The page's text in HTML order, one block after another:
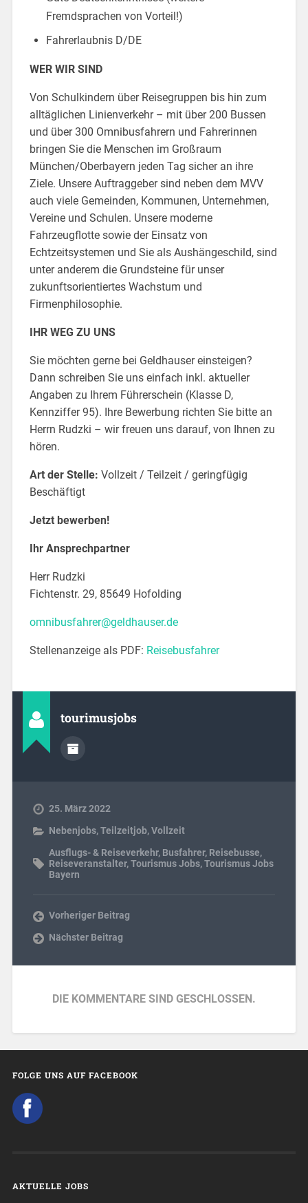
Fremdsprachen von Vorteil!)
Fahrerlaubnis D/DE
WER WIR SIND
Von Schulkindern über Reisegruppen bis hin zum
alltäglichen Linienverkehr – mit über 200 Bussen
und über 300 Omnibusfahrern und Fahrerinnen
bringen Sie die Menschen im Großraum
München/Oberbayern jeden Tag sicher an ihre
Ziele. Unsere Auftraggeber sind neben dem MVV
auch viele Gemeinden, Kommunen, Unternehmen,
Vereine und Schulen. Unsere moderne
Fahrzeugflotte sowie der Einsatz von
Echtzeitsystemen und Sie als Aushängeschild, sind
unter anderem die Grundsteine für unser
zukunftsorientiertes Wachstum und
Firmenphilosophie.
IHR WEG ZU UNS
Sie möchten gerne bei Geldhauser einsteigen?
Dann schreiben Sie uns einfach inkl. aktueller
Angaben zu Ihrem Führerschein (Klasse D,
Kennziffer 95). Ihre Bewerbung richten Sie bitte an
Herrn Rudzki – wir freuen uns darauf, von Ihnen zu
hören.
Art der Stelle: Vollzeit / Teilzeit / geringfügig
Beschäftigt
Jetzt bewerben!
Ihr Ansprechpartner
Herr Rudzki
Fichtenstr. 29, 85649 Hofolding
omnibusfahrer@geldhauser.de
Stellenanzeige als PDF: Reisebusfahrer
tourimusjobs
25. März 2022
Nebenjobs,Teilzeitjob,Vollzeit
Ausflugs- & Reiseverkehr, Busfahrer, Reisebusse,
Reiseveranstalter,Tourismus Jobs,Tourismus Jobs
Bayern
Vorheriger Beitrag
Nächster Beitrag
DIE KOMMENTARE SIND GESCHLOSSEN.
FOLGE UNS AUF FACEBOOK
AKTUELLE JOBS